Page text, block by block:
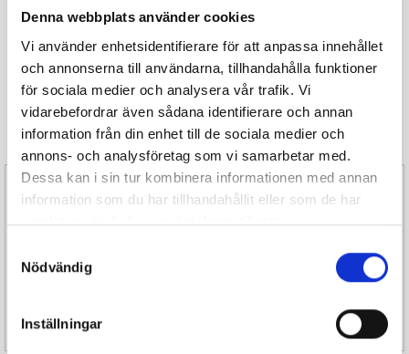
Denna webbplats använder cookies
Vi använder enhetsidentifierare för att anpassa innehållet
och annonserna till användarna, tillhandahålla funktioner
för sociala medier och analysera vår trafik. Vi
vidarebefordrar även sådana identifierare och annan
information från din enhet till de sociala medier och
annons- och analysföretag som vi samarbetar med.
Dessa kan i sin tur kombinera informationen med annan
information som du har tillhandahållit eller som de har
samlat in när du har använt deras tjänster.
Nödvändig
Inställningar
Gratis frakt vid beställningar över 1500 kr
Rabatt vid beställningar över 3000 kr
Butik i Hallonbergen centrum
Lör : 10:30 - 18:00
Sön : 11:00 - 15:00